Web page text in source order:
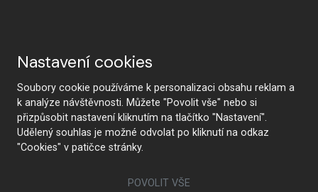
Почему HANÁK
HANÁK Interior Concept Традиции и ремесло
Nastavení cookies
Soubory cookie používáme k personalizaci obsahu reklam a
k analýze návštěvnosti. Můžete "Povolit vše" nebo si
přizpůsobit nastavení kliknutím na tlačítko "Nastavení".
Udělený souhlas je možné odvolat po kliknutí na odkaz
"Cookies" v patičce stránky.
POVOLIT VŠE